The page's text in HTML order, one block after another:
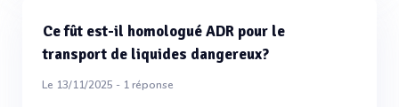
Ce fût est-il homologué ADR pour le
transport de liquides dangereux?
Le 13/11/2025 - 1réponse